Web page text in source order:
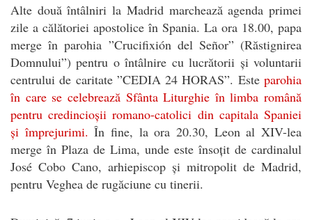
Alte două întâlniri la Madrid marchează agenda primei
zile a călătoriei apostolice în Spania. La ora 18.00, papa
merge în parohia ”Crucifixión del Señor” (Răstignirea
Domnului”) pentru o întâlnire cu lucrătorii și voluntarii
centrului de caritate ”CEDIA 24 HORAS”. Este parohia
în care se celebrează Sfânta Liturghie în limba română
pentru credincioșii romano-catolici din capitala Spaniei
și împrejurimi. În fine, la ora 20.30, Leon al XIV-lea
merge în Plaza de Lima, unde este însoțit de cardinalul
José Cobo Cano, arhiepiscop și mitropolit de Madrid,
pentru Veghea de rugăciune cu tinerii.